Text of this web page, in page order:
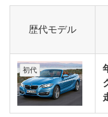
歴代モデル
初代